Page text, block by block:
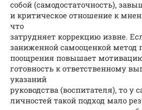
собой (самодостаточность),
и критическое отношение к
что
затрудняет коррекцию извне.
заниженной самооценкой метод
поощрения повышает
готовность к ответственному
указаний
руководства (воспитателя), то у
личностей такой подход мало